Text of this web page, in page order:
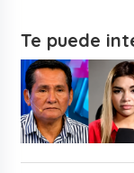
Te puede